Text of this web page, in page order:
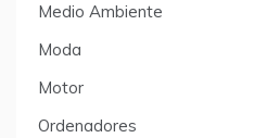
Medio Ambiente
Moda
Motor
Ordenadores